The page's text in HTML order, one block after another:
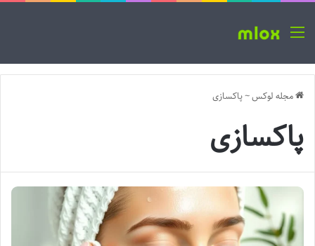
منو
مجله لوکس~پاکسازی
پاکسازی